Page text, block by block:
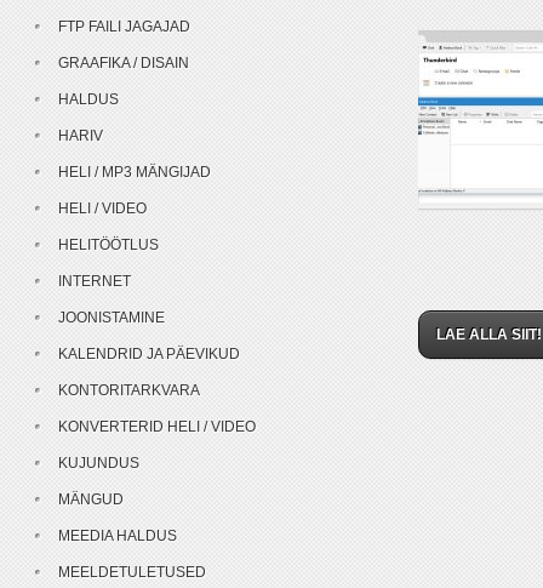
LAE ALLA SIIT!
FTP FAILI JAGAJAD
GRAAFIKA / DISAIN
HALDUS
HARIV
HELI / MP3 MÄNGIJAD
HELI / VIDEO
HELITÖÖTLUS
INTERNET
JOONISTAMINE
KALENDRID JA PÄEVIKUD
KONTORITARKVARA
KONVERTERID HELI / VIDEO
KUJUNDUS
MÄNGUD
MEEDIA HALDUS
MEELDETULETUSED